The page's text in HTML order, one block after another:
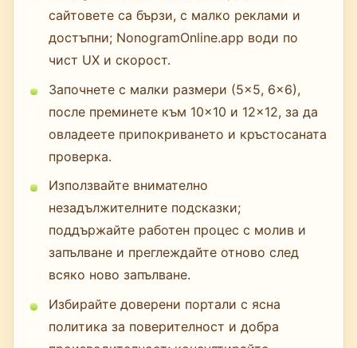
сайтовете са бързи, с малко реклами и
достъпни; NonogramOnline.app води по
чист UX и скорост.
Започнете с малки размери (5×5, 6×6),
после преминете към 10×10 и 12×12, за да
овладеете припокриването и кръстосаната
проверка.
Използвайте внимателно
незадължителните подсказки;
поддържайте работен процес с молив и
запълване и преглеждайте отново след
всяко ново запълване.
Избирайте доверени портали с ясна
политика за поверителност и добра